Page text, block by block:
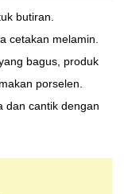
butiran.
cetakan melamin.
bagus, produk
porselen.
dan cantik dengan